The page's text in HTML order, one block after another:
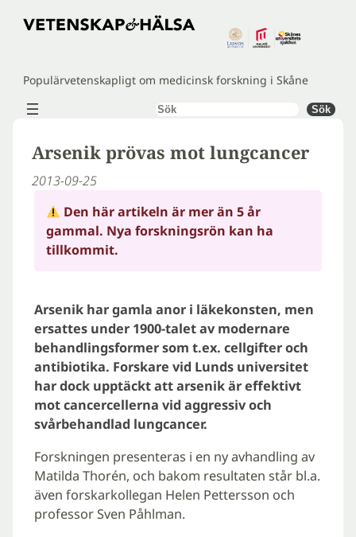
Hoppa
Populärvetenskapligt om medicinsk forskning i Skåne
Sök Sök
Arsenik prövas mot lungcancer
2013-09-25
Den här artikeln är mer än 5 år
gammal. Nya forskningsrön kan ha
tillkommit.
Arsenik har gamla anor i läkekonsten, men
ersattes under 1900-talet av modernare
behandlingsformer som t.ex. cellgifter och
antibiotika. Forskare vid Lunds universitet
har dock upptäckt att arsenik är effektivt
mot cancercellerna vid aggressiv och
svårbehandlad lungcancer.
Forskningen presenteras i en ny avhandling av
Matilda Thorén, och bakom resultaten står bl.a.
även forskarkollegan Helen Pettersson och
professor Sven Påhlman.